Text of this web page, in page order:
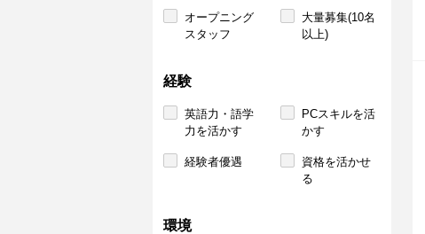
オープニング
スタッフ
大量募集(10名
以上)
経験
英語力・語学
力を活かす
PCスキルを活
かす
経験者優遇
資格を活かせ
る
環境